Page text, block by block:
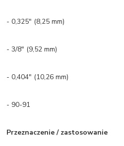
- 0,325" (8,25 mm)
- 3/8" (9,52 mm)
- 0,404" (10,26 mm)
- 90-91
Przeznaczenie / zastosowanie